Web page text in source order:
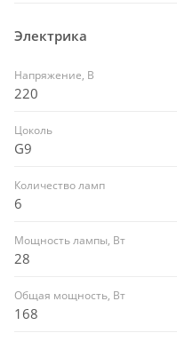
Электрика
Напряжение, В
220
Цоколь
G9
Количество ламп
6
Мощность лампы, Вт
28
Общая мощность, Вт
168